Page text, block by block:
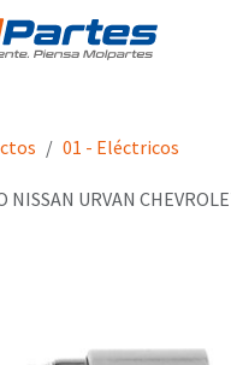
01 - Eléctricos
NISSAN URVAN